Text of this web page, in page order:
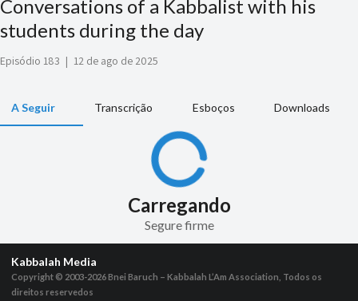
Conversations of a Kabbalist with his
students during the day
Episódio 183 | 12 de ago de 2025
A Seguir Transcrição Esboços Downloads
Carregando
Segure firme
Kabbalah Media
Copyright © 2003-2026Bnei Baruch – Kabbalah L’Am Association, Todos os
direitos reservedos